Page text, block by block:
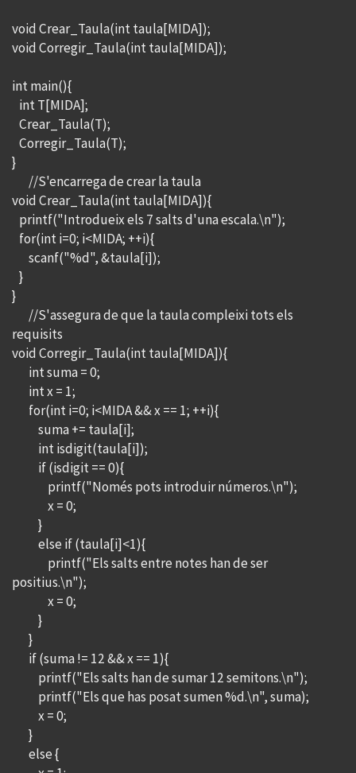
void Crear_Taula(int taula[MIDA]);
void Corregir_Taula(int taula[MIDA]);
int main(){
int T[MIDA];
Crear_Taula(T);
Corregir_Taula(T);
}
//S'encarrega de crear la taula
void Crear_Taula(int taula[MIDA]){
printf("Introdueix els 7 salts d'una escala.\n");
for(int i=0; i<MIDA; ++i){
scanf("%d", &taula[i]);
}
}
//S'assegura de que la taula compleixi tots els
requisits
void Corregir_Taula(int taula[MIDA]){
int suma = 0;
int x = 1;
for(int i=0; i<MIDA && x == 1; ++i){
suma += taula[i];
int isdigit(taula[i]);
if (isdigit == 0){
printf("Només pots introduir números.\n");
x = 0;
}
else if (taula[i]<1){
printf("Els salts entre notes han de ser
positius.\n");
x = 0;
}
}
if (suma != 12 && x == 1){
printf("Els salts han de sumar 12 semitons.\n");
printf("Els que has posat sumen %d.\n", suma);
x = 0;
}
else {